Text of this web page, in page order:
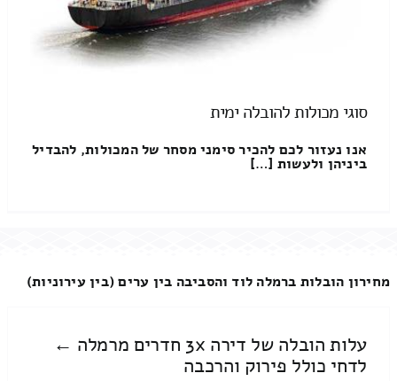
סוגי מכולות להובלה ימית
אנו נעזור לכם להכיר סימני מסחר של המכולות, להבדיל
ביניהן ולעשות […]
מחירון הובלות ברמלה לוד והסביבה בין ערים (בין עירוניות)
עלות הובלה של דירה 3x חדרים מרמלה ←
לדחי כולל פירוק והרכבה